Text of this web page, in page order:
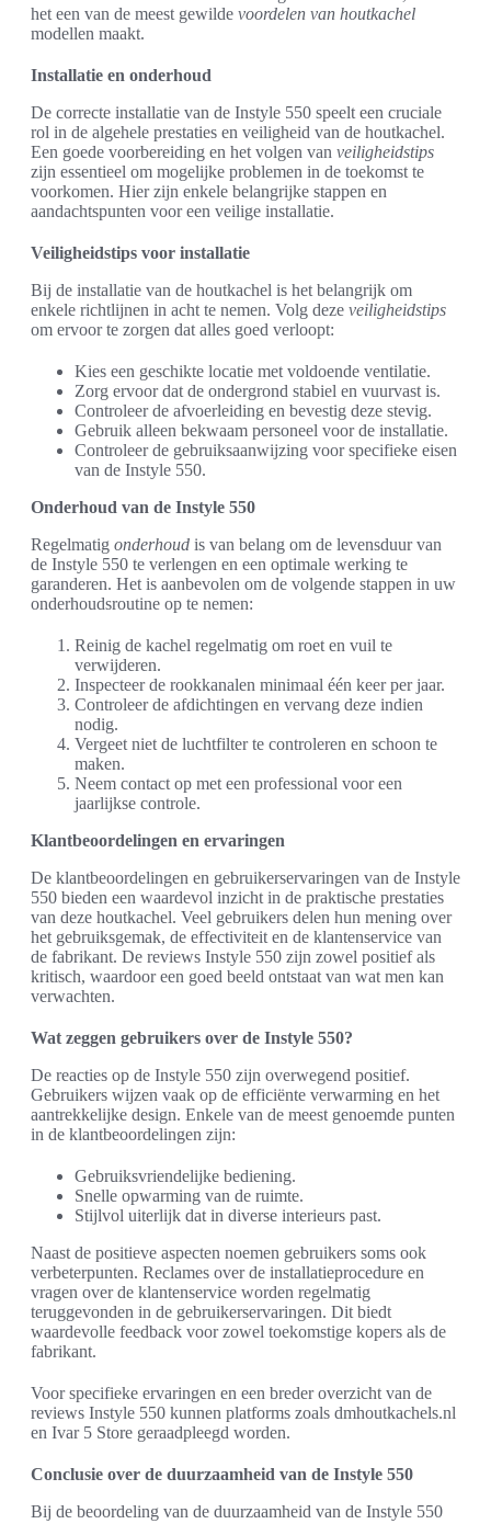
het een van de meest gewilde voordelen van houtkachel
modellen maakt.
Installatie en onderhoud
De correcte installatie van de Instyle 550 speelt een cruciale
rol in de algehele prestaties en veiligheid van de houtkachel.
Een goede voorbereiding en het volgen van veiligheidstips
zijn essentieel om mogelijke problemen in de toekomst te
voorkomen. Hier zijn enkele belangrijke stappen en
aandachtspunten voor een veilige installatie.
Veiligheidstips voor installatie
Bij de installatie van de houtkachel is het belangrijk om
enkele richtlijnen in acht te nemen. Volg deze veiligheidstips
om ervoor te zorgen dat alles goed verloopt:
Kies een geschikte locatie met voldoende ventilatie.
Zorg ervoor dat de ondergrond stabiel en vuurvast is.
Controleer de afvoerleiding en bevestig deze stevig.
Gebruik alleen bekwaam personeel voor de installatie.
Controleer de gebruiksaanwijzing voor specifieke eisen
van de Instyle 550.
Onderhoud van de Instyle 550
Regelmatig onderhoud is van belang om de levensduur van
de Instyle 550 te verlengen en een optimale werking te
garanderen. Het is aanbevolen om de volgende stappen in uw
onderhoudsroutine op te nemen:
Reinig de kachel regelmatig om roet en vuil te
verwijderen.
Inspecteer de rookkanalen minimaal één keer per jaar.
Controleer de afdichtingen en vervang deze indien
nodig.
Vergeet niet de luchtfilter te controleren en schoon te
maken.
Neem contact op met een professional voor een
jaarlijkse controle.
Klantbeoordelingen en ervaringen
De klantbeoordelingen en gebruikerservaringen van de Instyle
550 bieden een waardevol inzicht in de praktische prestaties
van deze houtkachel. Veel gebruikers delen hun mening over
het gebruiksgemak, de effectiviteit en de klantenservice van
de fabrikant. De reviews Instyle 550 zijn zowel positief als
kritisch, waardoor een goed beeld ontstaat van wat men kan
verwachten.
Wat zeggen gebruikers over de Instyle 550?
De reacties op de Instyle 550 zijn overwegend positief.
Gebruikers wijzen vaak op de efficiënte verwarming en het
aantrekkelijke design. Enkele van de meest genoemde punten
in de klantbeoordelingen zijn:
Gebruiksvriendelijke bediening.
Snelle opwarming van de ruimte.
Stijlvol uiterlijk dat in diverse interieurs past.
Naast de positieve aspecten noemen gebruikers soms ook
verbeterpunten. Reclames over de installatieprocedure en
vragen over de klantenservice worden regelmatig
teruggevonden in de gebruikerservaringen. Dit biedt
waardevolle feedback voor zowel toekomstige kopers als de
fabrikant.
Voor specifieke ervaringen en een breder overzicht van de
reviews Instyle 550 kunnen platforms zoals dmhoutkachels.nl
en Ivar 5 Store geraadpleegd worden.
Conclusie over de duurzaamheid van de Instyle 550
Bij de beoordeling van de duurzaamheid van de Instyle 550